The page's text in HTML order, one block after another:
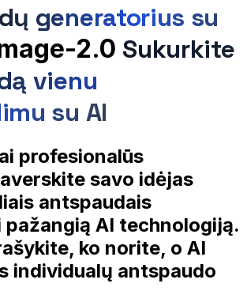
generatorius su
2.0 Sukurkite
vienu
su AI
profesionalūs
savo idėjas
antspaudais
pažangią AI technologiją.
ko norite, o AI
individualų antspaudo